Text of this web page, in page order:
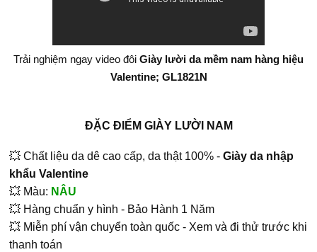
Trải nghiệm ngay video đôi Giày lười da mềm nam hàng hiệu
Valentine; GL1821N
ĐẶC ĐIỂM GIÀY LƯỜI NAM
💥 Chất liệu da dê cao cấp, da thật 100% - Giày da nhập
khẩu Valentine
💥 Màu: NÂU
💥 Hàng chuẩn y hình - Bảo Hành 1 Năm
💥 Miễn phí vận chuyển toàn quốc - Xem và đi thử trước khi
thanh toán